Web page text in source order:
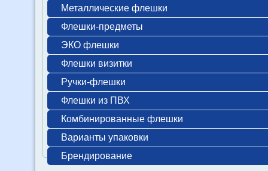
Металлические флешки
Флешки-предметы
ЭКО флешки
Флешки визитки
Ручки-флешки
Флешки из ПВХ
Комбинированные флешки
Варианты упаковки
Брендирование